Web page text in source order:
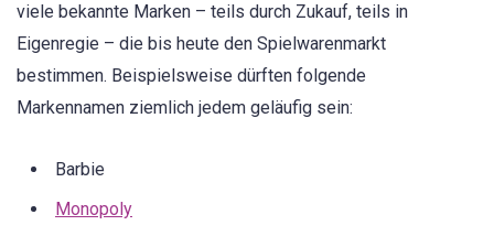
viele bekannte Marken – teils durch Zukauf, teils in
Eigenregie – die bis heute den Spielwarenmarkt
bestimmen. Beispielsweise dürften folgende
Markennamen ziemlich jedem geläufig sein:
Barbie
Monopoly